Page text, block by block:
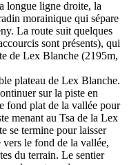
longue ligne droite, la
morainique qui sépare
La route suit quelques
sont présents), qui
de Lex Blanche (2195m,
plateau de Lex Blanche.
sur la piste en
fond plat de la vallée pour
menant au Tsa de la Lex
se termine pour laisser
le fond de la vallée,
du terrain. Le sentier